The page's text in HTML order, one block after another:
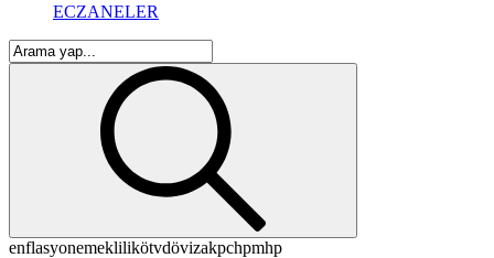
ECZANELER
enflasyonemeklilikötvdövizakpchpmhp